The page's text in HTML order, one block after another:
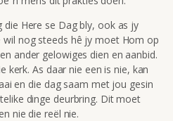
die Here se Dag bly, ook as jy
wil nog steeds hê jy moet Hom op
ander gelowiges dien en aanbid.
kerk. As daar nie een is nie, kan
en die dag saam met jou gesin
dinge deurbring. Dit moet
nie die reël nie.